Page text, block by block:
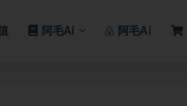
阿毛Ai 阿毛Ai